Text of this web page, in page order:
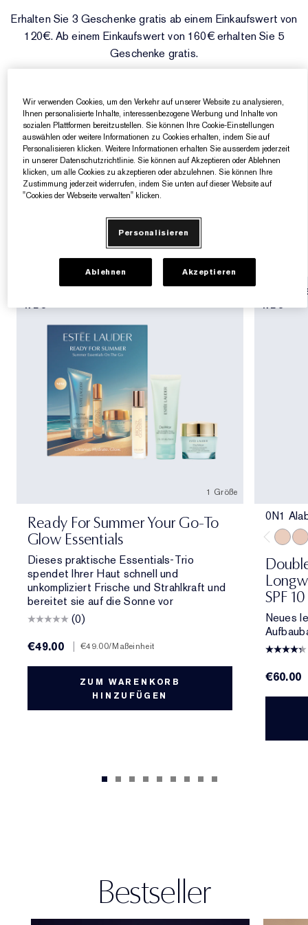
Gezielte Pflege
Resilience Multi-Effect
Pink Ribbon Kollektion​
Sonnenschutz Essentials
Makeup-Entferner
Foundation-Finder
White Linen
AERIN Die Duft-Kollektion
Wild Geranium
AERIN Sets & Geschenke
Erhalten Sie 3 Geschenke gratis ab einem Einkaufswert von
120€​. Ab einem Einkaufswert von 160€​ erhalten Sie 5
Geschenke gratis.
JETZT KAUFEN
Entdecken Sie unsere
Summer Essentials
NEU
1 Größe
Ready For Summer Your Go-To
Glow Essentials
Dieses praktische Essentials-Trio
spendet Ihrer Haut schnell und
unkompliziert Frische und Strahlkraft und
bereitet sie auf die Sonne vor
(0)
€49.00
| €49.00/Maßeinheit
ZUM WARENKORB
HINZUFÜGEN
BEST
NEU
0N1
SPF 10
Neues
€60.00
Bestseller
Wir verwenden Cookies, um den Verkehr auf unserer Website zu analysieren,
Ihnen personalisierte Inhalte, interessenbezogene Werbung und Inhalte von
sozialen Plattformen bereitzustellen. Sie können Ihre Cookie-Einstellungen
auswählen oder weitere Informationen zu Cookies erhalten, indem Sie auf
Personalisieren klicken. Weitere Informationen erhalten Sie ausserdem jederzeit
in unserer Datenschutzrichtlinie. Sie können auf Akzeptieren oder Ablehnen
klicken, um alle Cookies zu akzeptieren oder abzulehnen. Sie können Ihre
Zustimmung jederzeit widerrufen, indem Sie unten auf dieser Website auf
"Cookies der Webseite verwalten" klicken.
Personalisieren
Ablehnen Akzeptieren